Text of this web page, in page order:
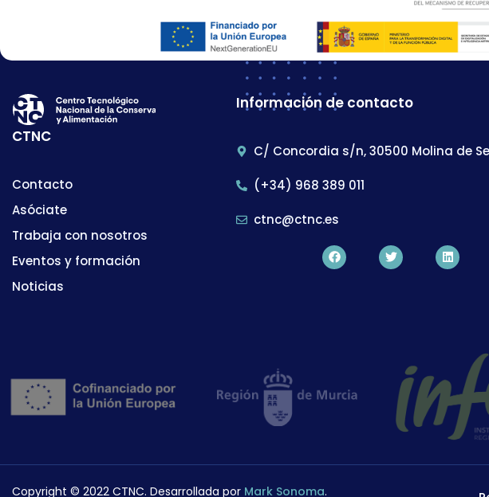
CTNC
Contacto
Asóciate
Trabaja con nosotros
Eventos y formación
Noticias
Información de contacto
C/ Concordia s/n, 30500 Molina de
(+34) 968 389 011
ctnc@ctnc.es
Copyright © 2022 CTNC. Desarrollada por Mark Sonoma.